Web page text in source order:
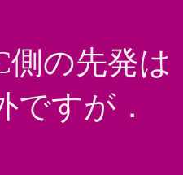
側の先発
ですが．